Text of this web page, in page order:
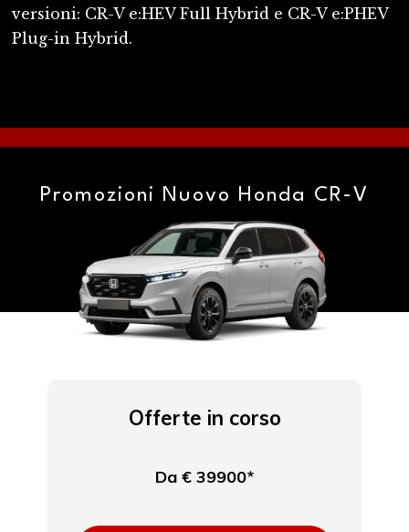
versioni: CR-V e:HEV Full Hybrid e CR-V e:PHEV
Plug-in Hybrid.
Promozioni Nuovo Honda CR-V
Offerte in corso
Da € 39900*